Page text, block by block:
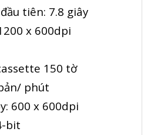
tiên: 7.8 giây
x 600dpi
150 tờ
phút
600 x 600dpi
bit